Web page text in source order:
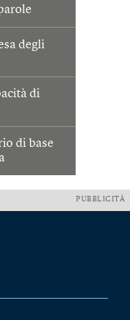
degli
di
di base
PUBBLICITÀ